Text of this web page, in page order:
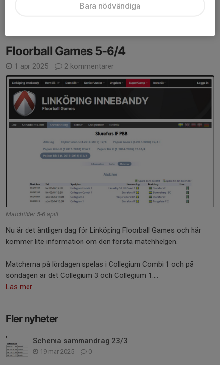
Samling på lördag kl 8.30 vid Collegium, ingången till...
Floorball Games 5-6/4
1 apr 2025 2 kommentarer
Matchtider 5-6 april
Nu är det äntligen dag för Linköping Floorball Games och här
kommer lite information om den första matchhelgen.
Matcherna på lördagen spelas i Collegium Combi 1 och på
söndagen är det Collegium 3 och Collegium 1....
Läs mer
Fler nyheter
Schema sammandrag 23/3
19 mar 2025 0
Bara nödvändiga